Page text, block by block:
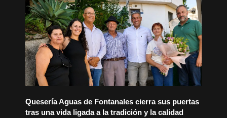
Quesería Aguas de Fontanales cierra sus puertas
tras una vida ligada a la tradición y la calidad